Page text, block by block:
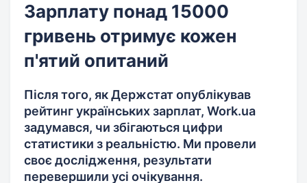
Зарплату понад 15000
гривень отримує кожен
п'ятий опитаний
Після того, як Держстат опублікував
рейтинг українських зарплат, Work.ua
задумався, чи збігаються цифри
статистики з реальністю. Ми провели
своє дослідження, результати
перевершили усі очікування.